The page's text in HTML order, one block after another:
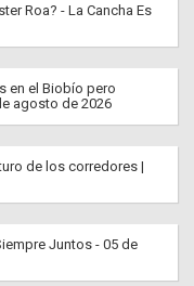
Roa? - La Cancha Es
en el Biobío pero
agosto de 2026
de los corredores |
Juntos - 05 de